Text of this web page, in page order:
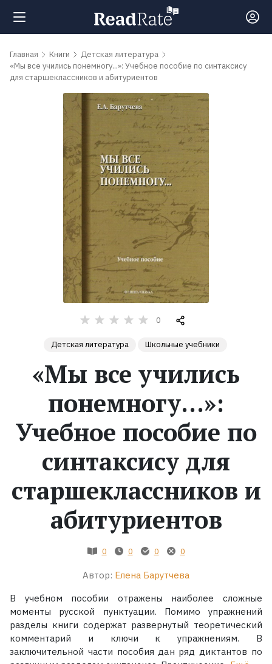
Поиск
обсуждаемые
Экранизации
Коллекции
Главная Книги
Детская литература
«Мы все учились понемногу...»: Учебное пособие по синтаксису
для старшеклассников и абитуриентов
0
Детская литература Школьные учебники
«Мы все учились
понемногу...»:
Учебное пособие по
синтаксису для
старшеклассников и
абитуриентов
0 0 0 0
Автор: Елена Барутчева
В учебном пособии отражены наиболее сложные
моменты русской пунктуации. Помимо упражнений
разделы книги содержат развернутый теоретический
комментарий и ключи к упражнениям. В
заключительной части пособия дан ряд диктантов по